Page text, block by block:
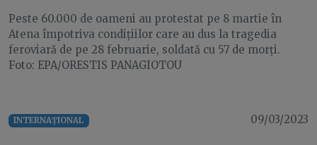
Peste 60.000 de oameni au protestat pe 8 martie în
Atena împotriva condițiilor care au dus la tragedia
feroviară de pe 28 februarie, soldată cu 57 de morți.
Foto: EPA/ORESTIS PANAGIOTOU
INTERNAȚIONAL 09/03/2023